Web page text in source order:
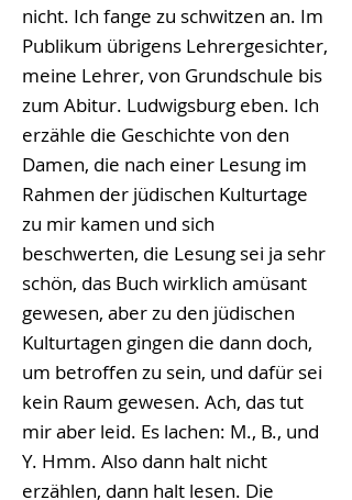
nicht. Ich fange zu schwitzen an. Im
Publikum übrigens Lehrergesichter,
meine Lehrer, von Grundschule bis
zum Abitur. Ludwigsburg eben. Ich
erzähle die Geschichte von den
Damen, die nach einer Lesung im
Rahmen der jüdischen Kulturtage
zu mir kamen und sich
beschwerten, die Lesung sei ja sehr
schön, das Buch wirklich amüsant
gewesen, aber zu den jüdischen
Kulturtagen gingen die dann doch,
um betroffen zu sein, und dafür sei
kein Raum gewesen. Ach, das tut
mir aber leid. Es lachen: M., B., und
Y. Hmm. Also dann halt nicht
erzählen, dann halt lesen. Die